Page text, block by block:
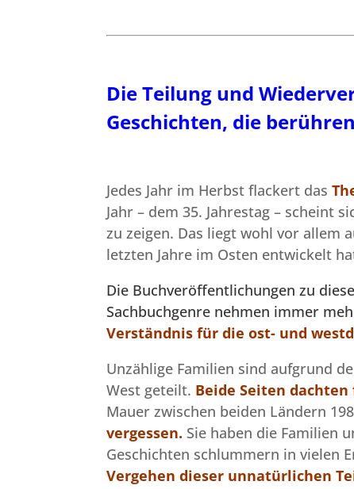
Die Teilung und
Geschichten, die
Jedes Jahr im Herbst flackert das
Jahr – dem 35. Jahrestag – scheint
zu zeigen. Das liegt wohl vor allem
letzten Jahre im Osten entwickelt
Die Buchveröffentlichungen zu
Sachbuchgenre nehmen immer
Verständnis für die ost- und
Unzählige Familien sind aufgrund
West geteilt. Beide Seiten
Mauer zwischen beiden Ländern
vergessen. Sie haben die Familien
Geschichten schlummern in vielen
Vergehen dieser unnatürlichen